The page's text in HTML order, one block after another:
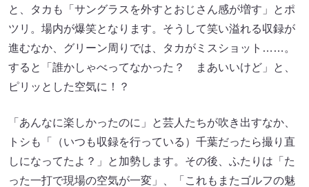
と、タカも「サングラスを外すとおじさん感が増す」とポ
ツリ。場内が爆笑となります。そうして笑い溢れる収録が
進むなか、グリーン周りでは、タカがミスショット……。
すると「誰かしゃべってなかった？ まあいいけど」と、
ピリッとした空気に！？
「あんなに楽しかったのに」と芸人たちが吹き出すなか、
トシも「（いつも収録を行っている）千葉だったら撮り直
しになってたよ？」と加勢します。その後、ふたりは「た
った一打で現場の空気が一変」、「これもまたゴルフの魅